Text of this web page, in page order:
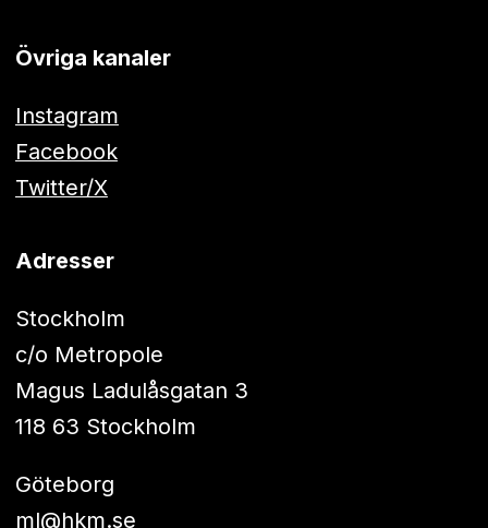
Övriga kanaler
Instagram
Facebook
Twitter/X
Adresser
Stockholm
c/o Metropole
Magus Ladulåsgatan 3
118 63 Stockholm
Göteborg
ml@hkm.se